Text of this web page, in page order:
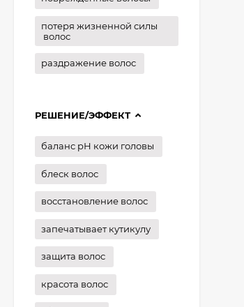
потеря жизненной силы
волос
раздражение волос
РЕШЕНИЕ/ЭФФЕКТ
баланс рН кожи головы
блеск волос
восстановление волос
запечатывает кутикулу
защита волос
красота волос